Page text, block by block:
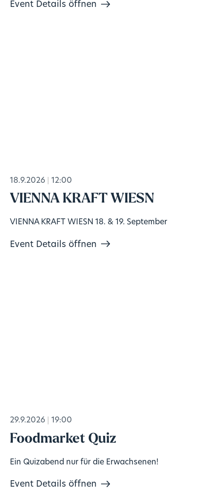
Event Details öffnen
18.9.2026 12:00
VIENNA KRAFT WIESN
VIENNA KRAFT WIESN 18. & 19. September
Event Details öffnen
29.9.2026 19:00
Foodmarket Quiz
Ein Quizabend nur für die Erwachsenen!
Event Details öffnen